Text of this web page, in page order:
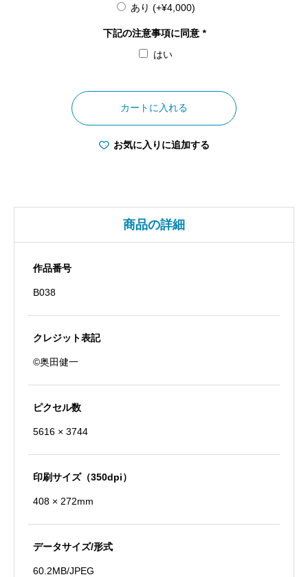
あり (+¥4,000)
下記の注意事項に同意 *
はい
阪
府
天
車
講
り
カートに入れる
お気に入りに追加する
商品の詳細
作品番号
B038
クレジット表記
©奥田健一
ピクセル数
5616 × 3744
印刷サイズ（350dpi）
408 × 272mm
データサイズ/形式
60.2MB/JPEG